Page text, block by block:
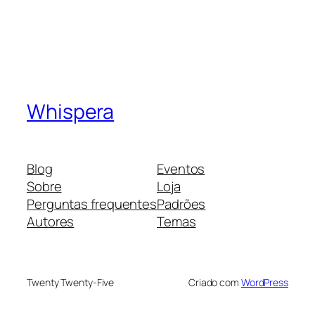
Whispera
Blog
Sobre
Perguntas frequentes
Autores
Eventos
Loja
Padrões
Temas
Twenty Twenty-Five Criado com WordPress